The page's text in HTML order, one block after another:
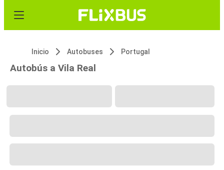
Inicio Autobuses Portugal
Autobús a Vila Real